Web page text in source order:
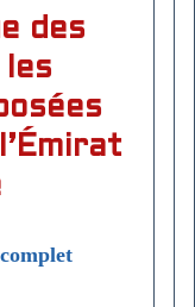
des
les